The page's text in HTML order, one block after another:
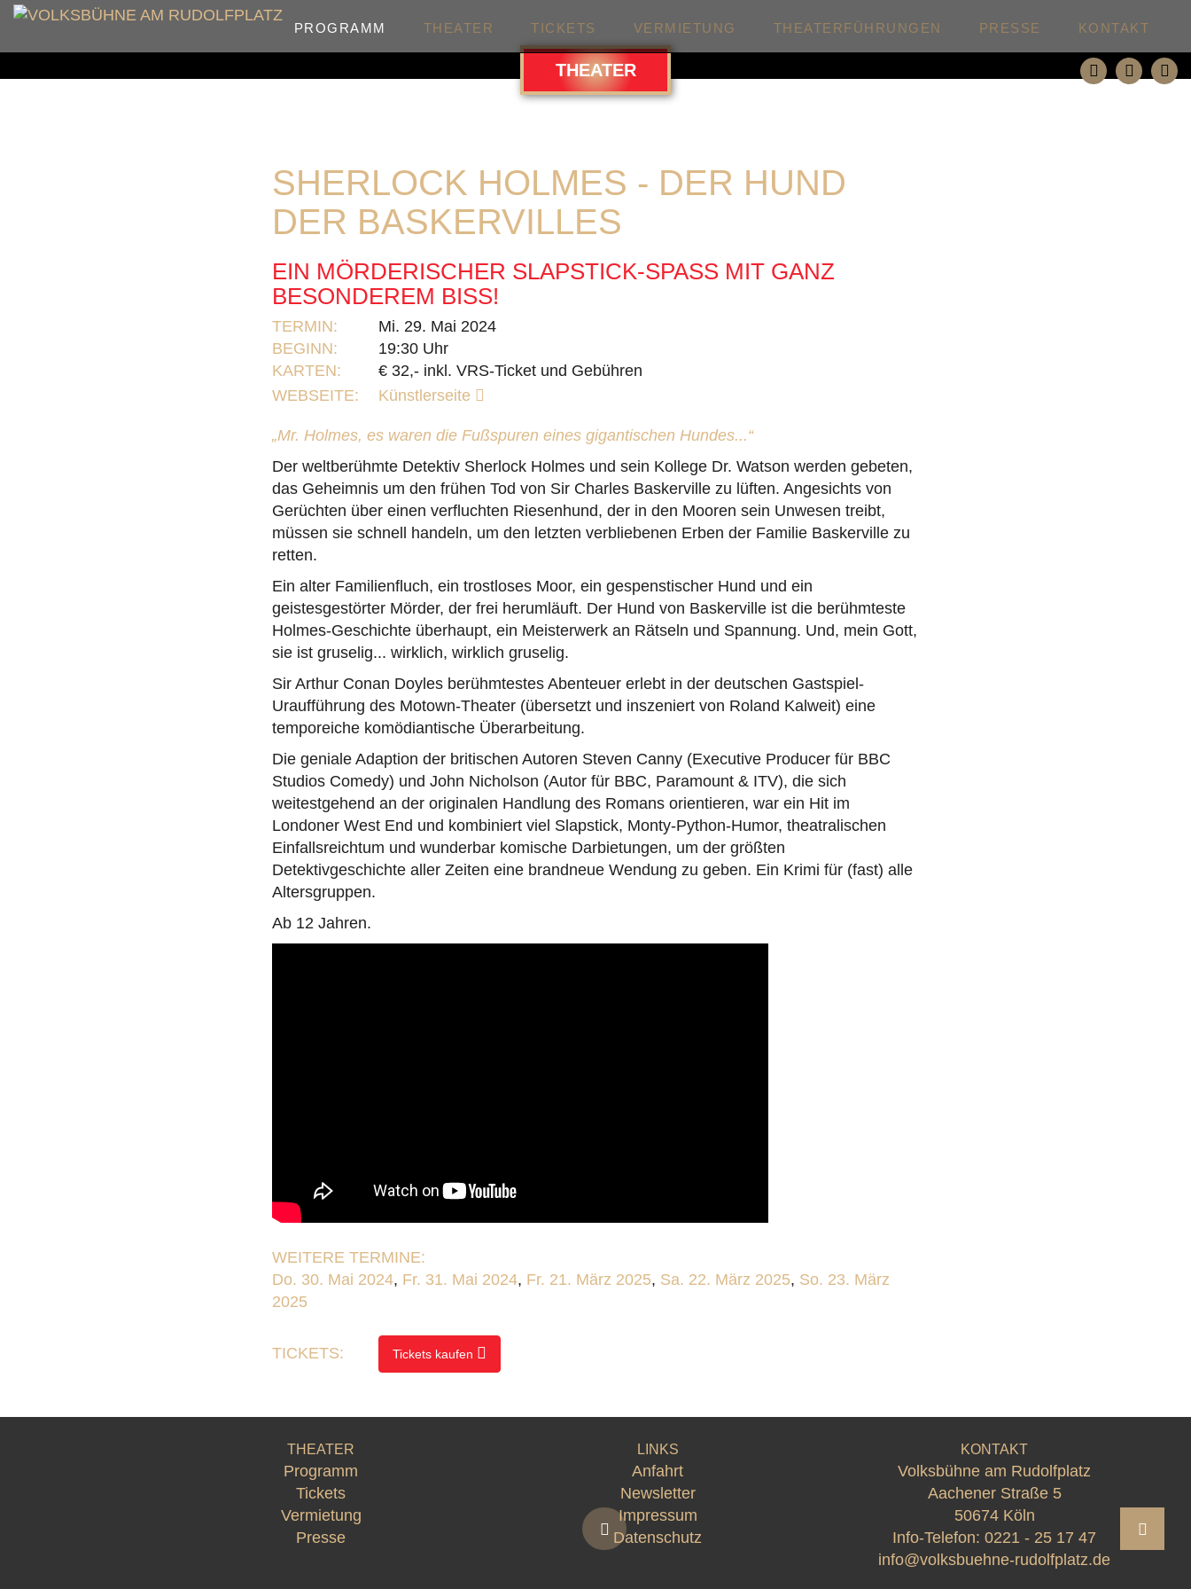
PROGRAMM THEATER TICKETS VERMIETUNG THEATERFÜHRUNGEN PRESSE KONTAKT
THEATER
SHERLOCK HOLMES - DER HUND
DER BASKERVILLES
EIN MÖRDERISCHER SLAPSTICK-SPASS MIT GANZ
BESONDEREM BISS!
TERMIN:
Mi. 29. Mai 2024
BEGINN:
19:30 Uhr
KARTEN:
€ 32,- inkl. VRS-Ticket und Gebühren
WEBSEITE:
Künstlerseite
„Mr. Holmes, es waren die Fußspuren eines gigantischen Hundes...“
Der weltberühmte Detektiv Sherlock Holmes und sein Kollege Dr. Watson werden gebeten,
das Geheimnis um den frühen Tod von Sir Charles Baskerville zu lüften. Angesichts von
Gerüchten über einen verfluchten Riesenhund, der in den Mooren sein Unwesen treibt,
müssen sie schnell handeln, um den letzten verbliebenen Erben der Familie Baskerville zu
retten.
Ein alter Familienfluch, ein trostloses Moor, ein gespenstischer Hund und ein
geistesgestörter Mörder, der frei herumläuft. Der Hund von Baskerville ist die berühmteste
Holmes-Geschichte überhaupt, ein Meisterwerk an Rätseln und Spannung. Und, mein Gott,
sie ist gruselig... wirklich, wirklich gruselig.
Sir Arthur Conan Doyles berühmtestes Abenteuer erlebt in der deutschen Gastspiel-
Uraufführung des Motown-Theater (übersetzt und inszeniert von Roland Kalweit) eine
temporeiche komödiantische Überarbeitung.
Die geniale Adaption der britischen Autoren Steven Canny (Executive Producer für BBC
Studios Comedy) und John Nicholson (Autor für BBC, Paramount & ITV), die sich
weitestgehend an der originalen Handlung des Romans orientieren, war ein Hit im
Londoner West End und kombiniert viel Slapstick, Monty-Python-Humor, theatralischen
Einfallsreichtum und wunderbar komische Darbietungen, um der größten
Detektivgeschichte aller Zeiten eine brandneue Wendung zu geben. Ein Krimi für (fast) alle
Altersgruppen.
Ab 12 Jahren.
WEITERE TERMINE:
Do. 30. Mai 2024, Fr. 31. Mai 2024, Fr. 21. März 2025, Sa. 22. März 2025, So. 23. März
2025
TICKETS: Tickets kaufen
THEATER
Programm
Tickets
Vermietung
Presse
LINKS
Anfahrt
Newsletter
Impressum
Datenschutz
KONTAKT
Volksbühne am Rudolfplatz
Aachener Straße 5
50674 Köln
Info-Telefon: 0221 - 25 17 47
info@volksbuehne-rudolfplatz.de